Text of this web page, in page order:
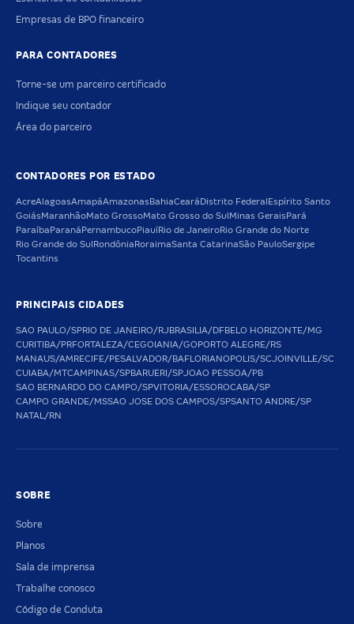
Empresas de BPO financeiro
PARA CONTADORES
Torne-se um parceiro certificado
Indique seu contador
Área do parceiro
CONTADORES POR ESTADO
AcreAlagoasAmapáAmazonas BahiaCeará Distrito Federal Espírito Santo
GoiásMaranhãoMato GrossoMato Grosso do Sul Minas Gerais Pará
Paraíba Paraná PernambucoPiauíRio de JaneiroRio Grande do Norte
Rio Grande do Sul Rondônia RoraimaSanta CatarinaSão PauloSergipe
Tocantins
PRINCIPAIS CIDADES
SAO PAULO/SPRIO DE JANEIRO/RJBRASILIA/DFBELO HORIZONTE/MG
CURITIBA/PRFORTALEZA/CEGOIANIA/GOPORTO ALEGRE/RS
MANAUS/AMRECIFE/PESALVADOR/BAFLORIANOPOLIS/SCJOINVILLE/SC
CUIABA/MTCAMPINAS/SPBARUERI/SPJOAO PESSOA/PB
SAO BERNARDO DO CAMPO/SPVITORIA/ESSOROCABA/SP
CAMPO GRANDE/MSSAO JOSE DOS CAMPOS/SPSANTO ANDRE/SP
NATAL/RN
SOBRE
Sobre
Planos
Sala de imprensa
Trabalhe conosco
Código de Conduta